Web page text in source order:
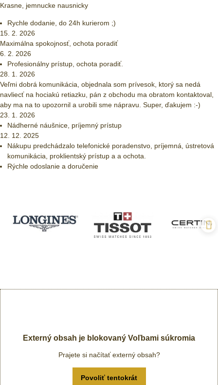
Krasne, jemnucke nausnicky
Rychle dodanie, do 24h kurierom ;)
15. 2. 2026
Maximálna spokojnosť, ochota poradiť
6. 2. 2026
Profesionálny prístup, ochota poradiť.
28. 1. 2026
Veľmi dobrá komunikácia, objednala som prívesok, ktorý sa nedá
navliecť na hociakú retiazku, pán z obchodu ma obratom kontaktoval,
aby ma na to upozornil a urobili sme nápravu. Super, ďakujem :-)
23. 1. 2026
Nádherné náušnice, príjemný prístup
12. 12. 2025
Nákupu predchádzalo telefonické poradenstvo, príjemná, ústretová
komunikácia, proklientský prístup a a ochota.
Rýchle odoslanie a doručenie
Externý obsah je blokovaný Voľbami súkromia
Prajete si načítať externý obsah?
Povoliť tentokrát